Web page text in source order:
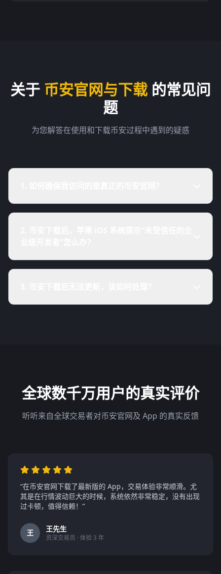
关于 币安官网与下载 的常见问
题
为您解答在使用和下载币安过程中遇到的疑惑
全球数千万用户的真实评价
听听来自全球交易者对币安官网及 App 的真实反馈
“在币安官网下载了最新版的 App，交易体验非常顺滑。尤
其是在行情波动巨大的时候，系统依然非常稳定，没有出现
过卡顿，值得信赖！”
王 王先生
资深交易员 · 体验 3 年